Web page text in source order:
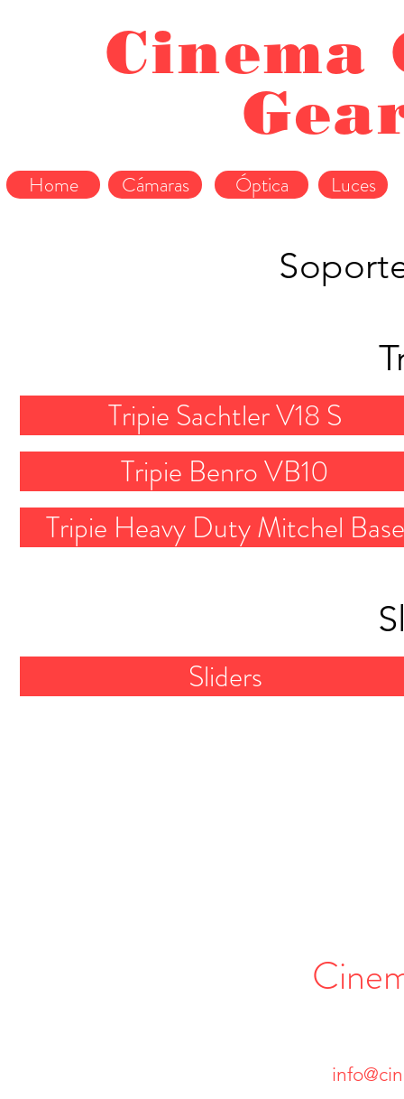
Cinema
Home Óptica Luces
Cámaras
Tripie Sachtler V18 S
Tripie Benro VB10
Tripie Heavy Duty Mitchel Base
Sliders